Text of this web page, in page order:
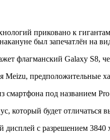
приковано к
был запечатлён на
флагманский Galaxy S8,
Meizu, предположительные
смартфона под названием
который будет отличаться
с разрешением